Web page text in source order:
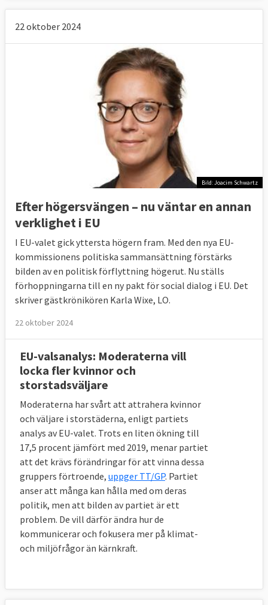
Valmyndigheten:Om rösträtt och sätt att
rösta.
22 oktober 2024
Bild: Joacim Schwartz
Efter högersvängen – nu väntar en annan
verklighet i EU
I EU-valet gick yttersta högern fram. Med den nya EU-
kommissionens politiska sammansättning förstärks
bilden av en politisk förflyttning högerut. Nu ställs
förhoppningarna till en ny pakt för social dialog i EU. Det
skriver gästkrönikören Karla Wixe, LO.
22 oktober 2024
EU-valsanalys: Moderaterna vill
locka fler kvinnor och
storstadsväljare
Moderaterna har svårt att attrahera kvinnor
och väljare i storstäderna, enligt partiets
analys av EU-valet. Trots en liten ökning till
17,5 procent jämfört med 2019, menar partiet
att det krävs förändringar för att vinna dessa
gruppers förtroende, uppger TT/GP. Partiet
anser att många kan hålla med om deras
politik, men att bilden av partiet är ett
problem. De vill därför ändra hur de
kommunicerar och fokusera mer på klimat-
och miljöfrågor än kärnkraft.